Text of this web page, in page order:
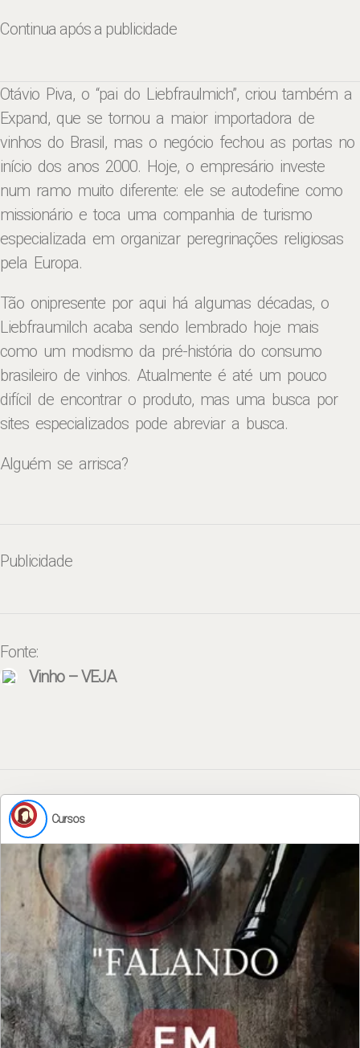
Continua após a publicidade
Otávio Piva, o “pai do Liebfraulmich”, criou também a
Expand, que se tornou a maior importadora de
vinhos do Brasil, mas o negócio fechou as portas no
início dos anos 2000. Hoje, o empresário investe
num ramo muito diferente: ele se autodefine como
missionário e toca uma companhia de turismo
especializada em organizar peregrinações religiosas
pela Europa.
Tão onipresente por aqui há algumas décadas, o
Liebfraumilch acaba sendo lembrado hoje mais
como um modismo da pré-história do consumo
brasileiro de vinhos. Atualmente é até um pouco
difícil de encontrar o produto, mas uma busca por
sites especializados pode abreviar a busca.
Alguém se arrisca?
Publicidade
Fonte:
Vinho – VEJA
Cursos